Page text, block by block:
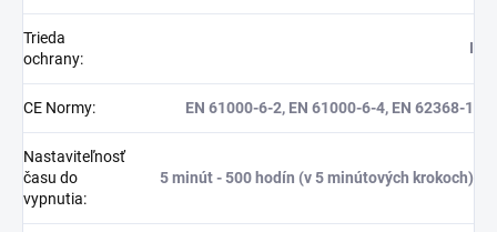
Trieda
ochrany:
I
CE Normy: EN 61000-6-2, EN 61000-6-4, EN 62368-1
Nastaviteľnosť
času do
vypnutia:
5 minút - 500 hodín (v 5 minútových krokoch)